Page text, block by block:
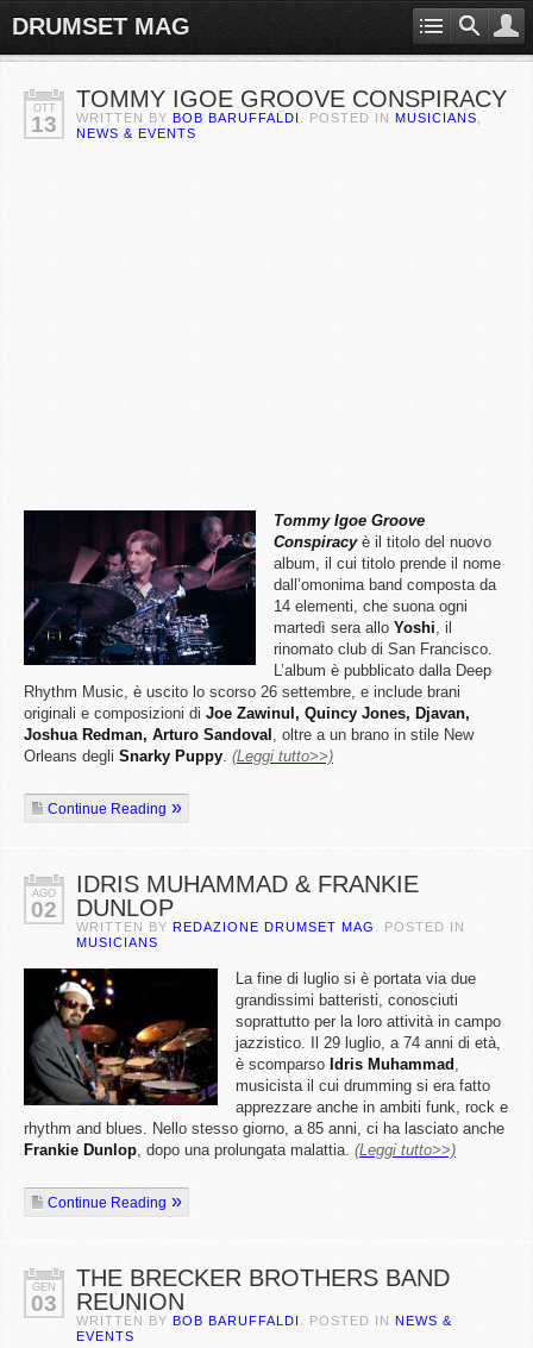
DRUMSET MAG
OTT
13
TOMMY IGOE GROOVE CONSPIRACY
WRITTEN BY BOB BARUFFALDI . POSTED IN MUSICIANS
NEWS & EVENTS
Tommy Igoe Groove
Conspiracyè il titolo del nuovo
album, il cui titolo prende il nome
dall’omonima band composta da
14 elementi, che suona ogni
martedì sera allo Yoshi, il
rinomato club di San Francisco.
L’album è pubblicato dalla Deep
Rhythm Music, è uscito lo scorso 26 settembre, e include brani
originali e composizioni di Joe Zawinul, Quincy Jones, Djavan,
Joshua Redman, Arturo Sandoval , oltre a un brano in stile New
Orleans degli Snarky Puppy. (Leggi tutto>>)
Continue Reading
AGO
02
IDRIS MUHAMMAD & FRANKIE
DUNLOP
WRITTEN BY REDAZIONE DRUMSET MAG
. POSTED IN
MUSICIANS
La fine di luglio si è portata via due
grandissimi batteristi, conosciuti
soprattutto per la loro attività in campo
jazzistico. Il 29 luglio, a 74 anni di età,
è scomparso Idris Muhammad ,
musicista il cui drumming si era fatto
apprezzare anche in ambiti funk, rock e
rhythm and blues. Nello stesso giorno, a 85 anni, ci ha lasciato anche
Frankie Dunlop, dopo una prolungata malattia. (Leggi tutto>>)
Continue Reading
GEN
03
THE BRECKER BROTHERS BAND
REUNION
WRITTEN BY BOB BARUFFALDI . POSTED IN NEWS &
EVENTS